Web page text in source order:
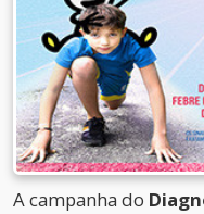
A campanha do